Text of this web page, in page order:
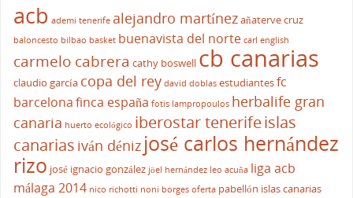
acb ademi tenerife alejandro martínezañaterve cruz
baloncesto bilbao basket buenavista del norte carl english
carmelo cabrera cathy boswell cb canarias
claudio garcía copa del rey david doblas estudiantesfc
barcelonafinca españa fotis lampropoulos herbalife gran
canaria huerto ecológico iberostar tenerifeislas
canarias iván déniz josé carlos hernández
rizo josé ignacio gonzález jöel hernández leo acuña liga acb
málaga 2014 nico richotti noni borges oferta pabellón islas canarias